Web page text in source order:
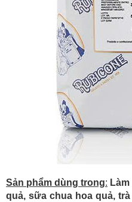
Sản phẩm dùng trong:
quả, sữa chua hoa quả,